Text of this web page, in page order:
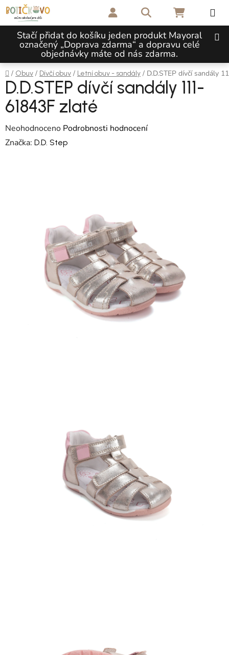
Přejít na obsah
Stačí přidat do košíku jeden produkt Mayoral
označený „Doprava zdarma“ a dopravu celé
objednávky máte od nás zdarma.
Hledat NÁKUPNÍ
Domů
/ Obuv / Dívčí obuv / Letní obuv - sandály / D.D.STEP dívčí sandály
D.D.STEP dívčí sandály 111-
61843F zlaté
Průměrné hodnocení produktu je 0,0 z 5 hvězdiček.
Neohodnoceno Podrobnosti hodnocení
Značka: D.D. Step